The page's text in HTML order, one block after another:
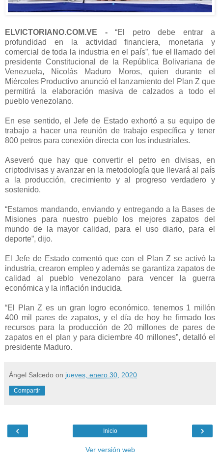
ELVICTORIANO.COM.VE -“El petro debe entrar a
profundidad en la actividad financiera, monetaria y
comercial de toda la industria en el país”, fue el llamado del
presidente Constitucional de la República Bolivariana de
Venezuela, Nicolás Maduro Moros, quien durante el
Miércoles Productivo anunció el lanzamiento del Plan Z que
permitirá la elaboración masiva de calzados a todo el
pueblo venezolano.
En ese sentido, el Jefe de Estado exhortó a su equipo de
trabajo a hacer una reunión de trabajo específica y tener
800 petros para conexión directa con los industriales.
Aseveró que hay que convertir el petro en divisas, en
criptodivisas y avanzar en la metodología que llevará al país
a la producción, crecimiento y al progreso verdadero y
sostenido.
“Estamos mandando, enviando y entregando a la Bases de
Misiones para nuestro pueblo los mejores zapatos del
mundo de la mayor calidad, para el uso diario, para el
deporte”, dijo.
El Jefe de Estado comentó que con el Plan Z se activó la
industria, crearon empleo y además se garantiza zapatos de
calidad al pueblo venezolano para vencer la guerra
económica y la inflación inducida.
“El Plan Z es un gran logro económico, tenemos 1 millón
400 mil pares de zapatos, y el día de hoy he firmado los
recursos para la producción de 20 millones de pares de
zapatos en el plan y para diciembre 40 millones”, detalló el
presidente Maduro.
Ángel Salcedo on jueves, enero 30, 2020
Compartir
‹ ›
Inicio
Ver versión web